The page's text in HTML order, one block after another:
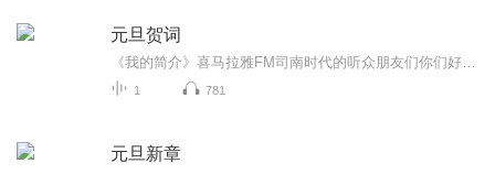
元旦贺词
1 781
元旦新章